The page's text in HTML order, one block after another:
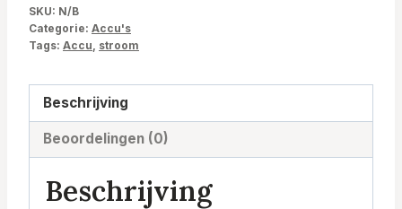
SKU: N/B
Categorie: Accu's
Tags: Accu, stroom
Beschrijving
Beoordelingen (0)
Beschrijving